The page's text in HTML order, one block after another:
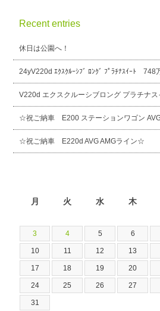
Recent entries
休日は公園へ！
24yV220d ｴｸｽｸﾙｰｼﾌﾞ ﾛﾝｸﾞ ﾌﾟﾗﾁﾅｽｲｰﾄ 748
V220d エクスクルーシブロング プラチナス
☆祝ご納車 E200 ステーションワゴン
☆祝ご納車 E220d AVG AMGライン☆
月 火 水 木
3 4 5 6
10 11 12 13
17 18 19 20
24 25 26 27
31